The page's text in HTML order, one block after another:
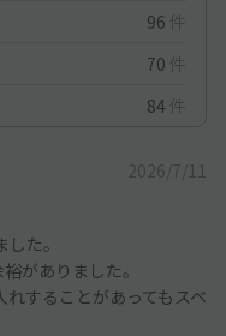
96 件
70 件
84 件
2026/7/11
た。
がありました。
することがあってもスペ